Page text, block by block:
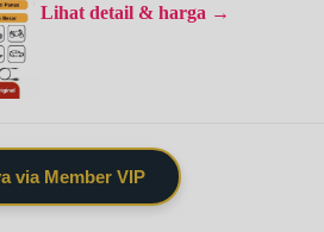
Lihat detail & harga →
via Member VIP